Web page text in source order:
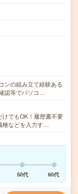
ンの組み立て経験ある
認等でパソコ…
でもOK！履歴書不要
種などを入力す…
50代 60代